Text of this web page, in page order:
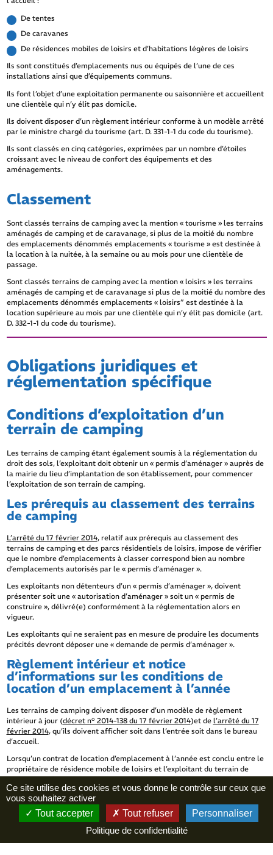
De tentes
De caravanes
De résidences mobiles de loisirs et d’habitations légères de loisirs
Ils sont constitués d’emplacements nus ou équipés de l’une de ces
installations ainsi que d’équipements communs.
Ils font l’objet d’une exploitation permanente ou saisonnière et accueillent
une clientèle qui n’y élit pas domicile.
Ils doivent disposer d’un règlement intérieur conforme à un modèle arrêté
par le ministre chargé du tourisme (art. D. 331-1-1 du code du tourisme).
Ils sont classés en cinq catégories, exprimées par un nombre d’étoiles
croissant avec le niveau de confort des équipements et des
aménagements.
Classement
Sont classés terrains de camping avec la mention « tourisme » les terrains
aménagés de camping et de caravanage, si plus de la moitié du nombre
des emplacements dénommés emplacements « tourisme » est destinée à
la location à la nuitée, à la semaine ou au mois pour une clientèle de
passage.
Sont classés terrains de camping avec la mention « loisirs » les terrains
aménagés de camping et de caravanage si plus de la moitié du nombre des
emplacements dénommés emplacements « loisirs” est destinée à la
location supérieure au mois par une clientèle qui n’y élit pas domicile (art.
D. 332-1-1 du code du tourisme).
Obligations juridiques et
réglementation spécifique
Conditions d’exploitation d’un
terrain de camping
Les terrains de camping étant également soumis à la réglementation du
droit des sols, l’exploitant doit obtenir un « permis d’aménager » auprès de
la mairie du lieu d’implantation de son établissement, pour commencer
l’exploitation de son terrain de camping.
Les prérequis au classement des terrains
de camping
L’arrêté du 17 février 2014, relatif aux prérequis au classement des
terrains de camping et des parcs résidentiels de loisirs, impose de vérifier
que le nombre d’emplacements à classer correspond bien au nombre
d’emplacements autorisés par le « permis d’aménager ».
Les exploitants non détenteurs d’un « permis d’aménager », doivent
présenter soit une « autorisation d’aménager » soit un « permis de
construire », délivré(e) conformément à la réglementation alors en
vigueur.
Les exploitants qui ne seraient pas en mesure de produire les documents
précités devront déposer une « demande de permis d’aménager ».
Règlement intérieur et notice
d’informations sur les conditions de
location d’un emplacement à l’année
Les terrains de camping doivent disposer d’un modèle de règlement
intérieur à jour (décret n° 2014-138 du 17 février 2014)et de l’arrêté du 17
février 2014, qu’ils doivent afficher soit dans l’entrée soit dans le bureau
d’accueil.
Lorsqu’un contrat de location d’emplacement à l’année est conclu entre le
propriétaire de résidence mobile de loisirs et l’exploitant du terrain de
camping, ce dernier devra lui remettre le règlement intérieur et la notice
d’informations.
Il s’agit d’un modèle qui sert de base. Il n’est donc pas modifiable mais peut
être complété par l’exploitant pour une spécificité.
Ce site utilise des cookies et vous donne le contrôle sur ceux que
vous souhaitez activer
Tout accepter
Tout refuser
Personnaliser
Politique de confidentialité